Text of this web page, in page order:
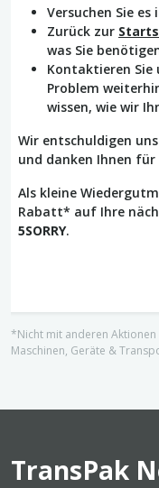
Versuchen Sie
Zurück zur
was Sie
Kontaktieren Sie
Problem
wissen, wie wir
Wir entschuldigen
und danken Ihnen für
Als kleine
Rabatt* auf Ihre
5SORRY.
*Nicht mit anderen
Maschinen, Geräte &
TransPak